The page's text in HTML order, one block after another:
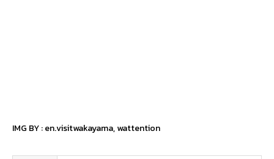
IMG BY :en.visitwakayama,wattention